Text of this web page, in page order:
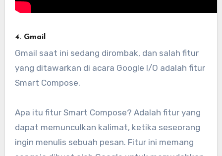
4. Gmail
Gmail saat ini sedang dirombak, dan salah fitur
yang ditawarkan di acara Google I/O adalah fitur
Smart Compose.
Apa itu fitur Smart Compose? Adalah fitur yang
dapat memunculkan kalimat, ketika seseorang
ingin menulis sebuah pesan. Fitur ini memang